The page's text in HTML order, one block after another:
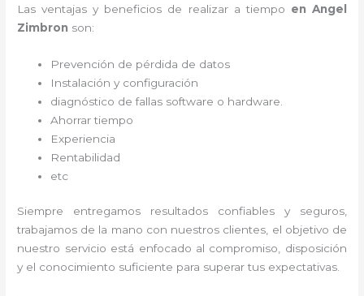
Las ventajas y beneficios de realizar a tiempo en Angel
Zimbron son:
Prevención de pérdida de datos
Instalación y configuración
diagnóstico de fallas software o hardware
Ahorrar tiempo
Experiencia
Rentabilidad
etc
Siempre entregamos resultados confiables y seguros,
trabajamos de la mano con nuestros clientes, el objetivo de
nuestro servicio está enfocado al compromiso, disposición
y el conocimiento suficiente para superar tus expectativas.